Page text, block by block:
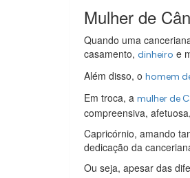
Mulher de
Quando uma
casamento, dinheiro e
Além disso, o homem
Em troca, a mulher de
compreensiva,
Capricórnio, amando
dedicação da
Ou seja, apesar das